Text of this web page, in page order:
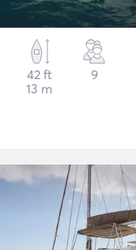
42 ft
13 m
9